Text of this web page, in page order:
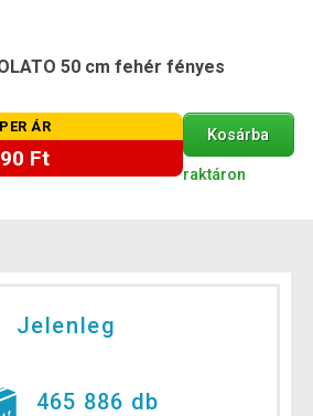
50 cm fehér fényes
ÁR
Ft
Kosárba
raktáron
Jelenleg
465 886 db